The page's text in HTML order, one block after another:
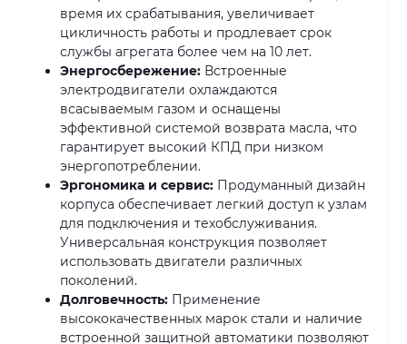
время их срабатывания, увеличивает
цикличность работы и продлевает срок
службы агрегата более чем на 10 лет.
Энергосбережение: Встроенные
электродвигатели охлаждаются
всасываемым газом и оснащены
эффективной системой возврата масла, что
гарантирует высокий КПД при низком
энергопотреблении.
Эргономика и сервис: Продуманный дизайн
корпуса обеспечивает легкий доступ к узлам
для подключения и техобслуживания.
Универсальная конструкция позволяет
использовать двигатели различных
поколений.
Долговечность: Применение
высококачественных марок стали и наличие
встроенной защитной автоматики позволяют